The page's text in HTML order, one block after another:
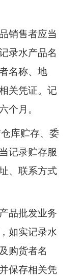
销售者应当
录水产品名
名称、地
关凭证。记
个月。
库贮存、委
记录贮存服
、联系方式
品批发业务
如实记录水
购货者名
保存相关凭